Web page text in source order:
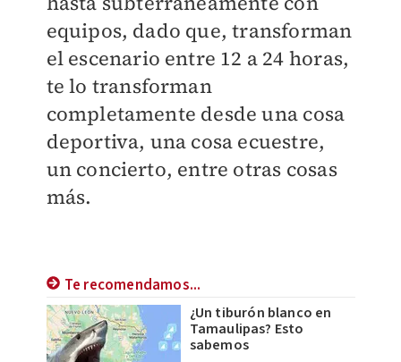
equipos, dado que, transforman
el escenario entre 12 a 24 horas,
te lo transforman
completamente desde una cosa
deportiva, una cosa ecuestre,
un concierto, entre otras cosas
más.
Te recomendamos...
¿Un tiburón blanco en
Tamaulipas? Esto
sabemos